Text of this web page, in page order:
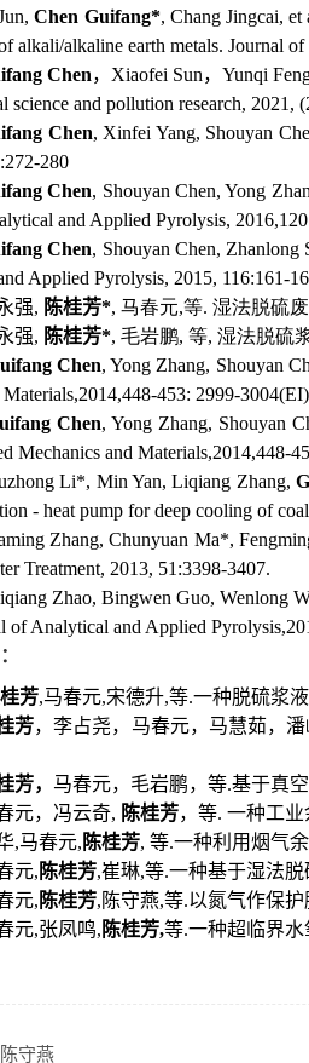
Chen Guifang*, Chang Jingcai,
alkali/alkaline earth metals. Journal
Chen， Xiaofei Sun， Yunqi
science and pollution research, 2021,
Chen, Xinfei Yang, Shouyan
280
Chen, Shouyan Chen, Yong
and Applied Pyrolysis,
Chen, Shouyan Chen, Zhanlong
Applied Pyrolysis, 2015, 116:161-
强, 陈桂芳*, 马春元,等. 湿法脱硫
强, 陈桂芳*, 毛岩鹏, 等, 湿法脱硫
Chen, Yong Zhang, Shouyan
Materials,2014,448-453: 2999-3004(EI)
Chen, Yong Zhang, Shouyan
Mechanics and Materials,2014,448-
Li*, Min Yan, Liqiang Zhang,
- heat pump for deep cooling of
Zhang, Chunyuan Ma*,
Treatment, 2013, 51:3398-3407.
Zhao, Bingwen Guo, Wenlong
of Analytical and Applied
芳,马春元,宋德升,等.一种脱硫浆
芳，李占尧，马春元，马慧茹，
芳， 马春元，毛岩鹏，等.基于真
元，冯云奇, 陈桂芳，等. 一种工业
,马春元, 陈桂芳, 等.一种利用烟气
元, 陈桂芳,崔琳,等.一种基于湿法
元, 陈桂芳, 陈守燕,等.以氮气作保
元,张凤鸣, 陈桂芳,等.一种超临界
陈守燕